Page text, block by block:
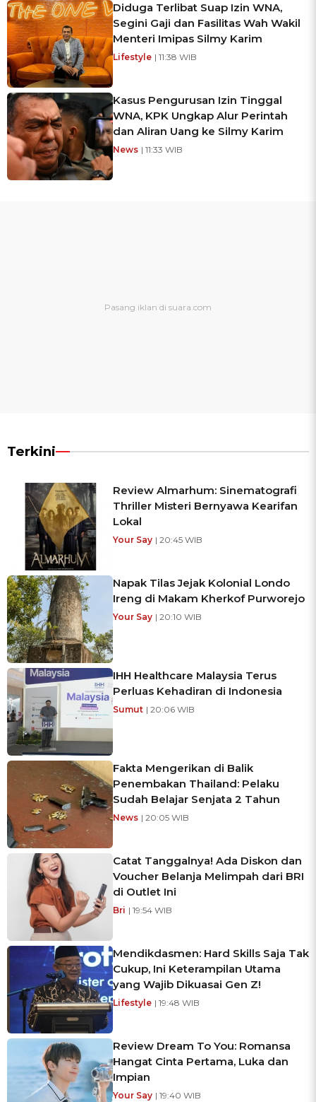
Diduga Terlibat Suap Izin WNA,
Segini Gaji dan Fasilitas Wah Wakil
Menteri Imipas Silmy Karim
Lifestyle | 11:38 WIB
Kasus Pengurusan Izin Tinggal
WNA, KPK Ungkap Alur Perintah
dan Aliran Uang ke Silmy Karim
News | 11:33 WIB
Terkini
Review Almarhum: Sinematografi
Thriller Misteri Bernyawa Kearifan
Lokal
Your Say | 20:45 WIB
Napak Tilas Jejak Kolonial Londo
Ireng di Makam Kherkof Purworejo
Your Say | 20:10 WIB
IHH Healthcare Malaysia Terus
Perluas Kehadiran di Indonesia
Sumut | 20:06 WIB
Fakta Mengerikan di Balik
Penembakan Thailand: Pelaku
Sudah Belajar Senjata 2 Tahun
News | 20:05 WIB
Catat Tanggalnya! Ada Diskon dan
Voucher Belanja Melimpah dari BRI
di Outlet Ini
Bri | 19:54 WIB
Mendikdasmen: Hard Skills Saja Tak
Cukup, Ini Keterampilan Utama
yang Wajib Dikuasai Gen Z!
Lifestyle | 19:48 WIB
Review Dream To You: Romansa
Hangat Cinta Pertama, Luka dan
Impian
Your Say | 19:40 WIB